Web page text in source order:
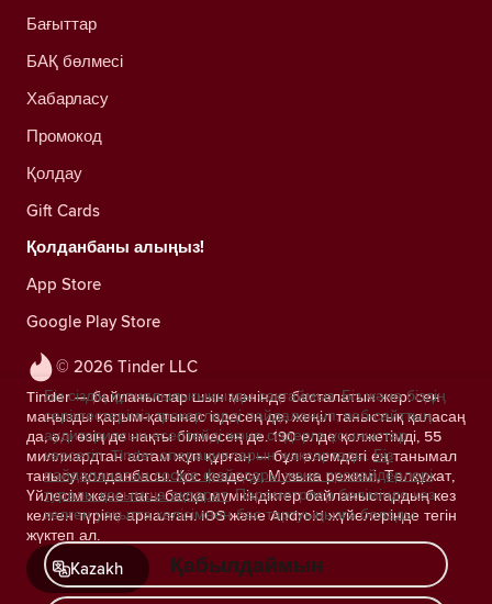
© 2026 Tinder LLC
Tinder — байланыстар шын мәнінде басталатын жер: сен
маңызды қарым-қатынас іздесең де, жеңіл таныстық қаласаң
да, әлі өзің де нақты білмесең де. 190 елде қолжетімді, 55
миллиардтан астам жұп құрған — бұл әлемдегі ең танымал
танысу қолданбасы. Қос кездесу, Музыка режимі, Төлқұжат,
Үйлесім және тағы басқа мүмкіндіктер байланыстардың кез
келген түріне арналған. iOS және Android жүйелерінде тегін
жүктеп ал.
Kazakh
Бағыттар
БАҚ бөлмесі
Хабарласу
Промокод
Қолдау
Gift Cards
Қолданбаны алыңыз!
App Store
Google Play Store
Біз сіздің құпиялылығыңызды сақтаймыз. Біз және біздің
серіктестеріміз трекерлерді пайдаланып, веб-сайттың
аудиториясын есептейді және сіздерге ұсыныстар
көрсетіп, Tinder операцияларын жақсартады. Біз
пайдаланатын cookie файлдары және провайдерлері
туралы қосымша ақпарат. Параметрлер бөлімінде кез
келген уақытта келісімнен бас тартуыңызға болады.
Қабылдаймын